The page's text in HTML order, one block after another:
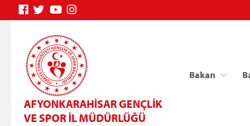
AFYONKARAHİSAR GENÇLİK
VE SPOR İL MÜDÜRLÜĞÜ
Bakan